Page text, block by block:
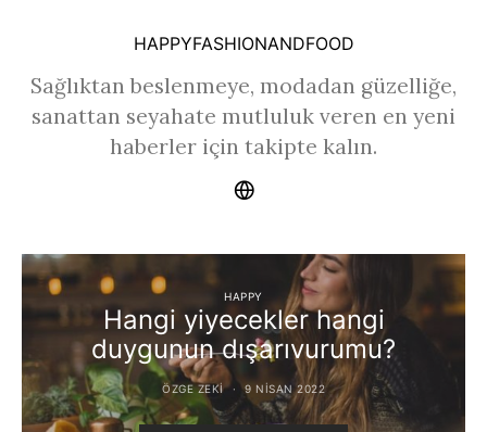
HAPPYFASHIONANDFOOD
Sağlıktan beslenmeye, modadan güzelliğe,
sanattan seyahate mutluluk veren en yeni
haberler için takipte kalın.
HAPPY
Hangi yiyecekler hangi
duygunun dışarıvurumu?
ÖZGE ZEKI 9 NISAN 2022